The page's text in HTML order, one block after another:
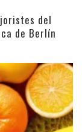
del
de Berlín